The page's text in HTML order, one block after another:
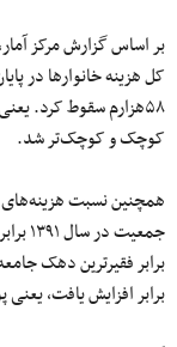
کوچک و کوچک‌تر شد.
همچنین نسبت
برابر افزایش یافت، یعنی